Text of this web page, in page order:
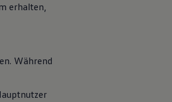
erhalten,
Während